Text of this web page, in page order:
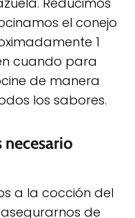
el conejo
1
cuando para
de manera
los sabores.
a la cocción del
de